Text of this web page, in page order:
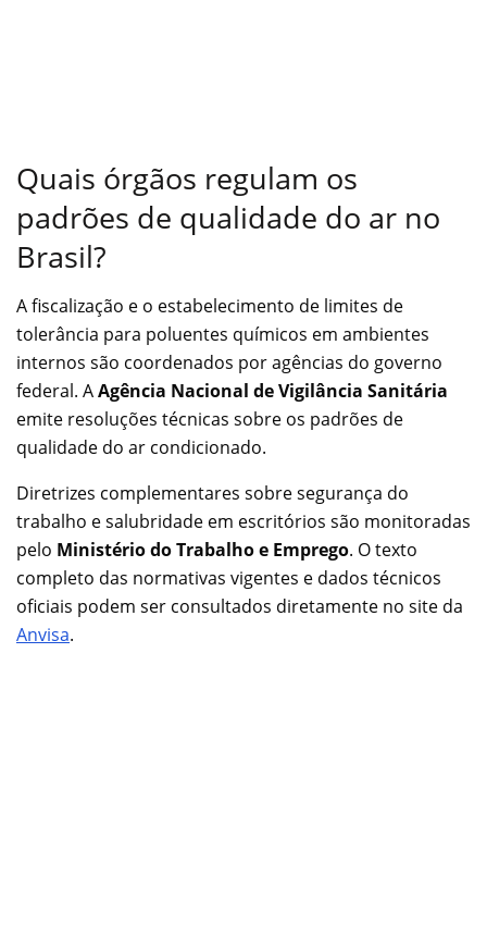
Quais órgãos regulam os
padrões de qualidade do ar no
Brasil?
A fiscalização e o estabelecimento de limites de
tolerância para poluentes químicos em ambientes
internos são coordenados por agências do governo
federal. AAgência Nacional de Vigilância Sanitária
emite resoluções técnicas sobre os padrões de
qualidade do ar condicionado.
Diretrizes complementares sobre segurança do
trabalho e salubridade em escritórios são monitoradas
pelo Ministério do Trabalho e Emprego. O texto
completo das normativas vigentes e dados técnicos
oficiais podem ser consultados diretamente no site da
Anvisa.